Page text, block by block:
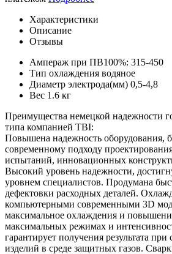
Характеристики
Описание
Отзывы
Ампераж при ПВ100%: 315-450
Тип охлаждения водяное
Диаметр электрода(мм) 0,5-4,8
Вес 1.6 кг
Преимущества немецкой надежности
типа компанией TBI:
Повышена надежность оборудования,
современному подходу
испытаний, инновационных
Высокий уровень надежности,
уровнем специалистов. Продумана
дефектовки расходных деталей.
компьютерными современными 3D
максимальное охлаждения и
максимальных режимах и
гарантирует получения результата при
изделий в среде защитных газов.